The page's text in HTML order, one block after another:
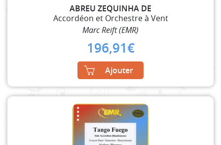
ABREU ZEQUINHA DE
Accordéon et Orchestre à Vent
Marc Reift (EMR)
196,91€
Ajouter